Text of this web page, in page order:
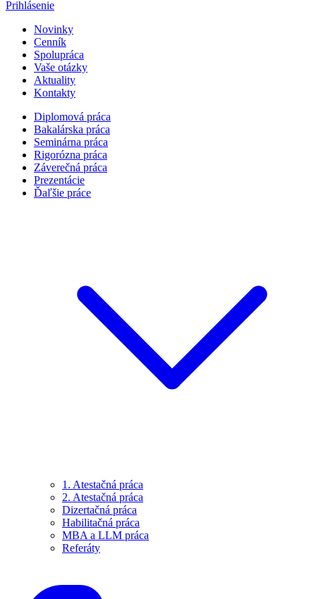
Prihlásenie
Novinky
Cenník
Spolupráca
Vaše otázky
Aktuality
Kontakty
Diplomová práca
Bakalárska práca
Seminárna práca
Rigorózna práca
Záverečná práca
Prezentácie
Ďaľšie práce
1. Atestačná práca
2. Atestačná práca
Dizertačná práca
Habilitačná práca
MBA a LLM práca
Referáty